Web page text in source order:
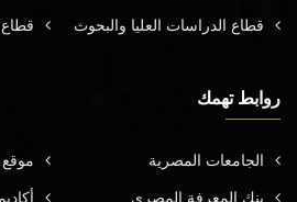
قطاع الدراسات العليا والبحوث قطاع
روابط تهمك
الجامعات المصرية
بنك المعرفة المصري